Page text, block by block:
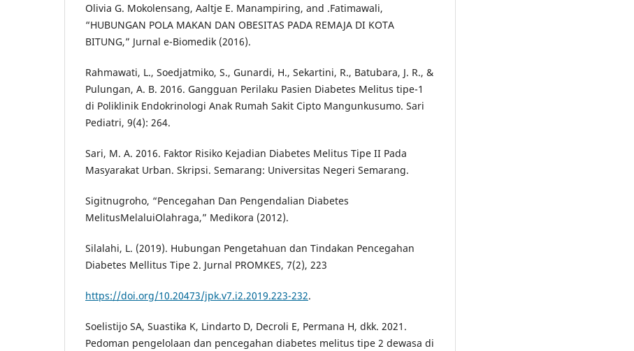
Olivia G. Mokolensang, Aaltje E. Manampiring, and .Fatimawali,
“HUBUNGAN POLA MAKAN DAN OBESITAS PADA REMAJA DI KOTA
BITUNG,” Jurnal e-Biomedik (2016).
Rahmawati, L., Soedjatmiko, S., Gunardi, H., Sekartini, R., Batubara, J. R., &
Pulungan, A. B. 2016. Gangguan Perilaku Pasien Diabetes Melitus tipe-1
di Poliklinik Endokrinologi Anak Rumah Sakit Cipto Mangunkusumo. Sari
Pediatri, 9(4): 264.
Sari, M. A. 2016. Faktor Risiko Kejadian Diabetes Melitus Tipe II Pada
Masyarakat Urban. Skripsi. Semarang: Universitas Negeri Semarang.
Sigitnugroho, “Pencegahan Dan Pengendalian Diabetes
MelitusMelaluiOlahraga,” Medikora (2012).
Silalahi, L. (2019). Hubungan Pengetahuan dan Tindakan Pencegahan
Diabetes Mellitus Tipe 2. Jurnal PROMKES, 7(2), 223
https://doi.org/10.20473/jpk.v7.i2.2019.223-232.
Soelistijo SA, Suastika K, Lindarto D, Decroli E, Permana H, dkk. 2021.
Pedoman pengelolaan dan pencegahan diabetes melitus tipe 2 dewasa di